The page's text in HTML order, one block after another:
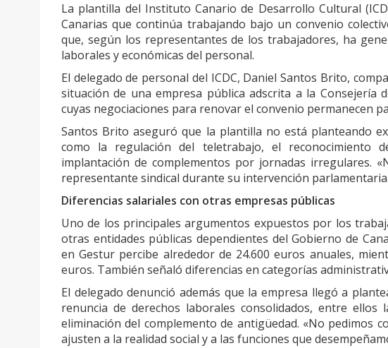
La plantilla del Instituto Canario de Desarrollo Cultural
Canarias que continúa trabajando bajo un convenio
que, según los representantes de los trabajadores, ha
laborales y económicas del personal.
El delegado de personal del ICDC, Daniel Santos Brito,
situación de una empresa pública adscrita a la Consejería
cuyas negociaciones para renovar el convenio permanecen
Santos Brito aseguró que la plantilla no está planteando
como la regulación del teletrabajo, el reconocimiento
implantación de complementos por jornadas irregulares.
representante sindical durante su intervención parlamentaria.
Diferencias salariales con otras empresas públicas
Uno de los principales argumentos expuestos por los
otras entidades públicas dependientes del Gobierno de
en Gestur percibe alrededor de 24.600 euros anuales,
euros. También señaló diferencias en categorías
El delegado denunció además que la empresa llegó a
renuncia de derechos laborales consolidados, entre
eliminación del complemento de antigüedad. «No pedimos
ajusten a la realidad social y a las funciones que